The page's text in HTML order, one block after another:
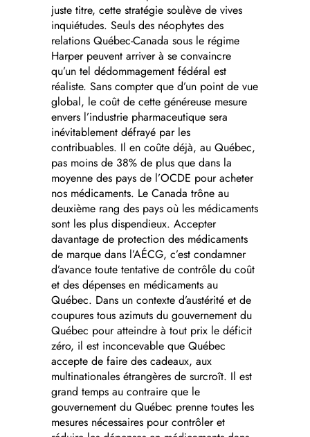
juste titre, cette stratégie soulève de vives
inquiétudes. Seuls des néophytes des
relations Québec-Canada sous le régime
Harper peuvent arriver à se convaincre
qu’un tel dédommagement fédéral est
réaliste. Sans compter que d’un point de vue
global, le coût de cette généreuse mesure
envers l’industrie pharmaceutique sera
inévitablement défrayé par les
contribuables. Il en coûte déjà, au Québec,
pas moins de 38% de plus que dans la
moyenne des pays de l’OCDE pour acheter
nos médicaments. Le Canada trône au
deuxième rang des pays où les médicaments
sont les plus dispendieux. Accepter
davantage de protection des médicaments
de marque dans l’AÉCG, c’est condamner
d’avance toute tentative de contrôle du coût
et des dépenses en médicaments au
Québec. Dans un contexte d’austérité et de
coupures tous azimuts du gouvernement du
Québec pour atteindre à tout prix le déficit
zéro, il est inconcevable que Québec
accepte de faire des cadeaux, aux
multinationales étrangères de surcroît. Il est
grand temps au contraire que le
gouvernement du Québec prenne toutes les
mesures nécessaires pour contrôler et